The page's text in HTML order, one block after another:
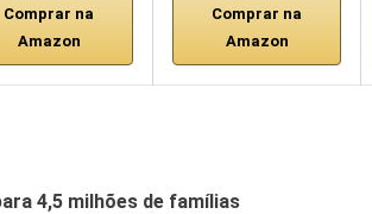
Comprar na
Amazon
Comprar na
Amazon
4,5 milhões de famílias